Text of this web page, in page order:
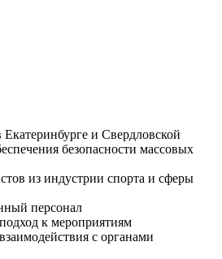
и Свердловской
безопасности массовых
из индустрии спорта и сферы
персонал
к мероприятиям
с органами